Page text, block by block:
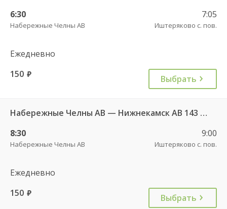
6:30
Набережные Челны АВ
7:05
Иштеряково с. пов.
Ежедневно
150 руб. Выбрать
Набережные Челны АВ — Нижнекамск АВ 143 РТ
8:30
Набережные Челны АВ
9:00
Иштеряково с. пов.
Ежедневно
150 руб. Выбрать